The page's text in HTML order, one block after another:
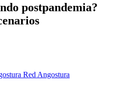
postpandemia?
Red Angostura